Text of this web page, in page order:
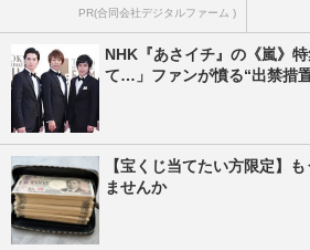
PR(合同会社デジタルファーム )
NHK『あさイチ』の《嵐》
て…」ファンが憤る“出禁措
【宝くじ当てたい方限定】
ませんか